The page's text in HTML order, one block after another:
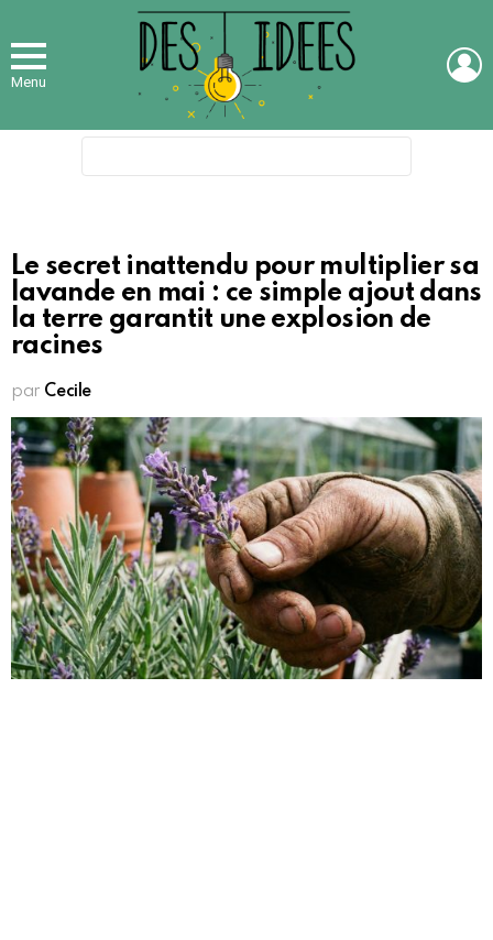
Menu
Le secret inattendu pour multiplier sa
lavande en mai : ce simple ajout dans
la terre garantit une explosion de
racines
par Cecile